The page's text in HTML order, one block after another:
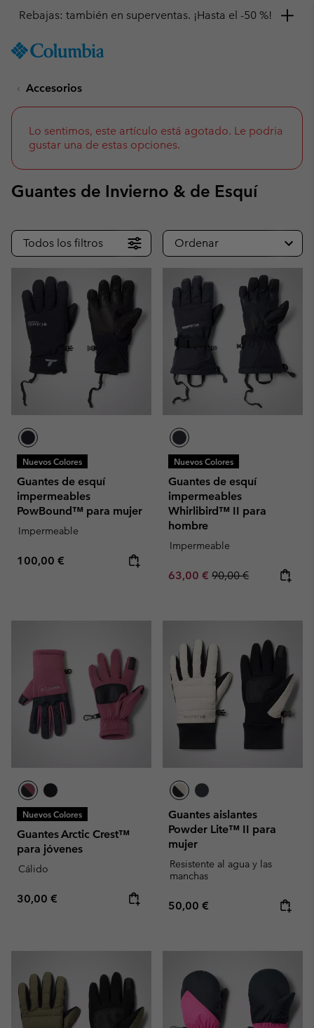
TO
SKIP
NAV
SKIP
TO
SEARCH
Consigue un 10 % de descuento
Accesorios
Lo sentimos, este artículo está agotado. Le podria
gustar una de estas opciones.
Guantes de Invierno & de Esquí
Todos los filtros Ordenar
Nuevos Colores
Guantes de esquí
impermeables
PowBound™ para mujer
Impermeable
Regular price:
100,00 €
Nuevos Colores
Guantes de esquí
impermeables
Whirlibird™ II para
hombre
Impermeable
Sale price:
63,00 € Regular price:
90,00 €
Nuevos Colores
Guantes Arctic Crest™
para jóvenes
Cálido
Regular price:
30,00 €
Guantes aislantes
Powder Lite™ II para
mujer
Resistente al agua y las
manchas
Regular price:
50,00 €